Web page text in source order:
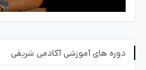
دوره های آموزشی آکادمی شریفی